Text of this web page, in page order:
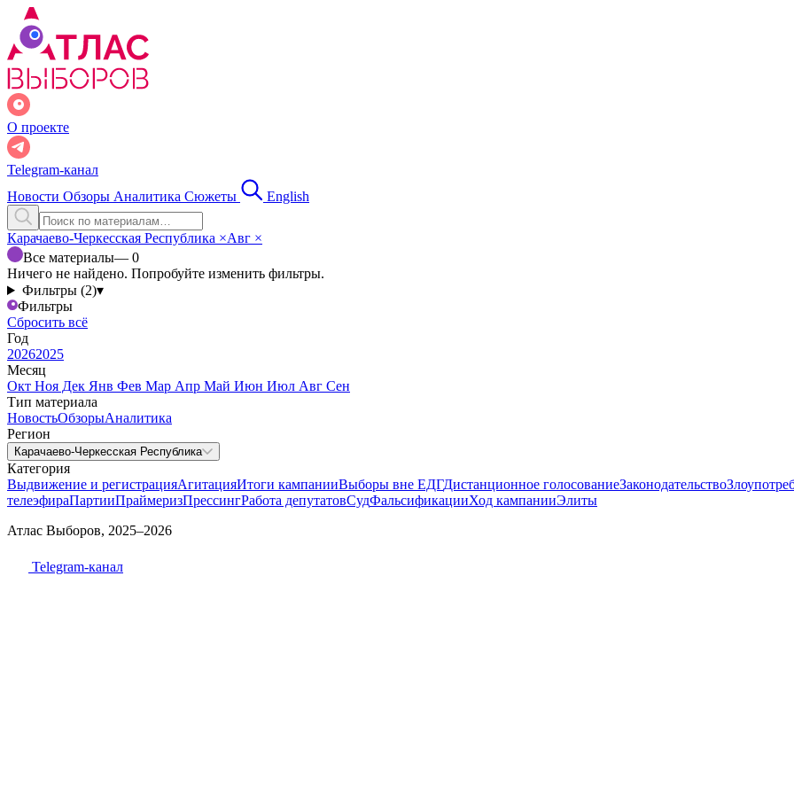
О проекте
Telegram-канал
Новости Обзоры Аналитика Сюжеты English
Карачаево-Черкесская Республика ×Авг ×
Все материалы— 0
Ничего не найдено. Попробуйте изменить фильтры.
Фильтры (2)▾
Фильтры
Сбросить всё
Год
20262025
Месяц
Окт Ноя Дек Янв Фев Мар Апр Май Июн Июл Авг Сен
Тип материала
НовостьОбзорыАналитика
Регион
Карачаево-Черкесская Республика
Категория
Выдвижение и регистрацияАгитацияИтоги кампанииВыборы вне ЕДГДистанционное голосованиеЗаконодательство
телеэфираПартииПраймеризПрессингРабота депутатовСудФальсификацииХод кампанииЭлиты
Атлас Выборов, 2025–2026
Telegram-канал